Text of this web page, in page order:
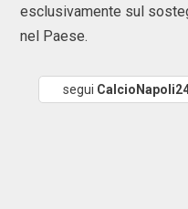
esclusivamente sul
nel Paese.
segui